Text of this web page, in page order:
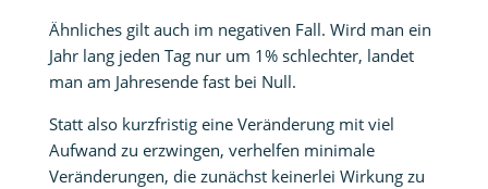
Ähnliches gilt auch im negativen Fall. Wird man ein
Jahr lang jeden Tag nur um 1% schlechter, landet
man am Jahresende fast bei Null.
Statt also kurzfristig eine Veränderung mit viel
Aufwand zu erzwingen, verhelfen minimale
Veränderungen, die zunächst keinerlei Wirkung zu